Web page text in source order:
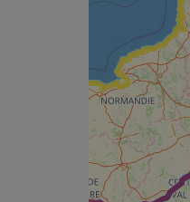
__cf_bm
__cf_bm
AWSALBCORS